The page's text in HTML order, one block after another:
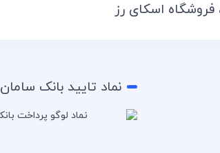
اسکای رز
نماد تایید بانک سامان